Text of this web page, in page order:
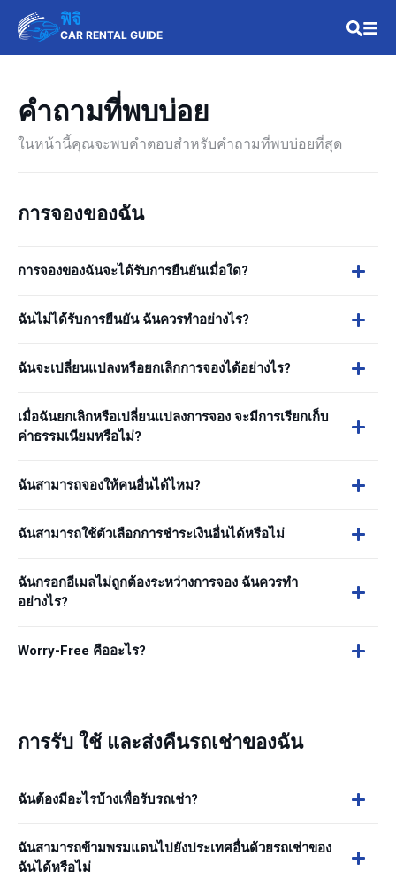
ฟิจิ
CAR RENTAL GUIDE
คำถามที่พบบ่อย
ในหน้านี้คุณจะพบคำตอบสำหรับคำถามที่พบบ่อยที่สุด
การจองของฉัน
การจองของฉันจะได้รับการยืนยันเมื่อใด?
ฉันไม่ได้รับการยืนยัน ฉันควรทำอย่างไร?
ฉันจะเปลี่ยนแปลงหรือยกเลิกการจองได้อย่างไร?
เมื่อฉันยกเลิกหรือเปลี่ยนแปลงการจอง จะมีการเรียกเก็บ
ค่าธรรมเนียมหรือไม่?
ฉันสามารถจองให้คนอื่นได้ไหม?
ฉันสามารถใช้ตัวเลือกการชำระเงินอื่นได้หรือไม่
ฉันกรอกอีเมลไม่ถูกต้องระหว่างการจอง ฉันควรทำ
อย่างไร?
Worry-Free คืออะไร?
การรับ ใช้ และส่งคืนรถเช่าของฉัน
ฉันต้องมีอะไรบ้างเพื่อรับรถเช่า?
ฉันสามารถข้ามพรมแดนไปยังประเทศอื่นด้วยรถเช่าของ
ฉันได้หรือไม่